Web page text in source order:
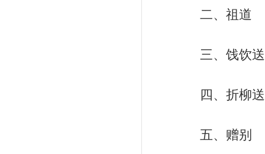
二、祖道 /
三、饯饮送
四、折柳送
五、赠别 /